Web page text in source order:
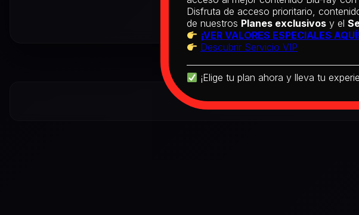
Disfruta de acceso prioritario,
de nuestros Planes exclusivosy el
¡VER VALORES ESPECIALES
Descubrir Servicio VIP
¡Elige tu plan ahora y lleva tu